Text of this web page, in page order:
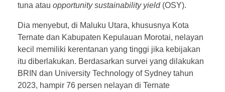
tuna atau opportunity sustainability yield(OSY).
Dia menyebut, di Maluku Utara, khususnya Kota
Ternate dan Kabupaten Kepulauan Morotai, nelayan
kecil memiliki kerentanan yang tinggi jika kebijakan
itu diberlakukan. Berdasarkan survei yang dilakukan
BRIN dan University Technology of Sydney tahun
2023, hampir 76 persen nelayan di Ternate